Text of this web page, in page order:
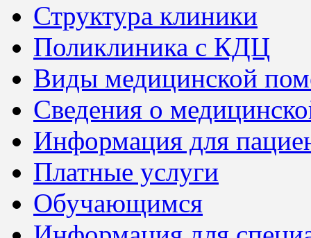
Структура клиники
Поликлиника с КДЦ
Виды медицинской
Сведения о
Информация для
Платные услуги
Обучающимся